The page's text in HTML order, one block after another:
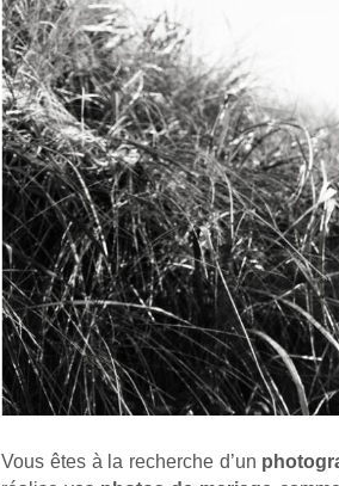
Vous êtes à la recherche d’un